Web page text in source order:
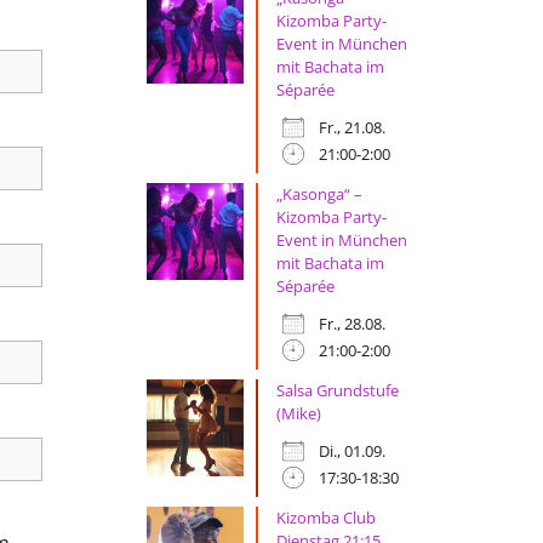
Kizomba Party-
Event in München
mit Bachata im
Séparée
Fr., 21.08.
21:00-2:00
„Kasonga“ –
Kizomba Party-
Event in München
mit Bachata im
Séparée
Fr., 28.08.
21:00-2:00
Salsa Grundstufe
(Mike)
Di., 01.09.
17:30-18:30
Kizomba Club